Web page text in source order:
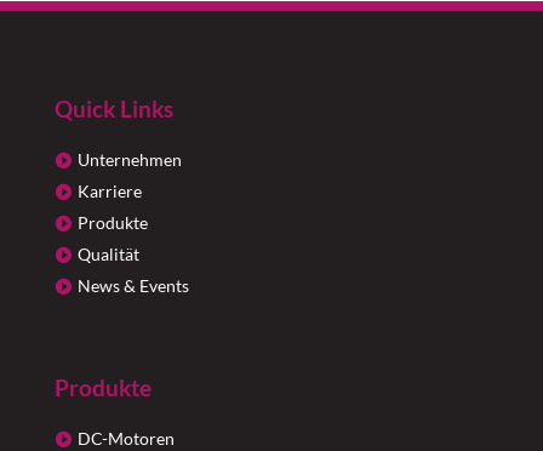
Quick Links
Unternehmen
Karriere
Produkte
Qualität
News & Events
Produkte
DC-Motoren